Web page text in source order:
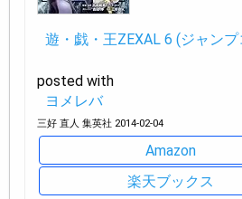
遊・戯・王ZEXAL 6 (ジャン
posted with
ヨメレバ
三好 直人 集英社 2014-02-04
Amazon
楽天ブックス